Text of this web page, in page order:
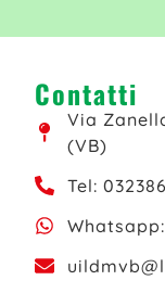
Contatti
Via
(VB)
Tel: